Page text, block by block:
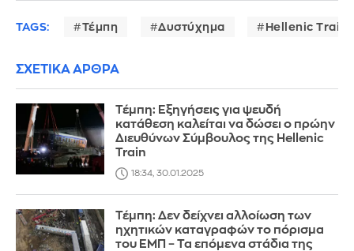
TAGS: Τέμπη Δυστύχημα Hellenic Train
ΣΧΕΤΙΚΑ ΑΡΘΡΑ
Τέμπη: Εξηγήσεις για ψευδή
κατάθεση καλείται να δώσει ο πρώην
Διευθύνων Σύμβουλος της Hellenic
Train
18:34, 30.01.2025
Τέμπη: Δεν δείχνει αλλοίωση των
ηχητικών καταγραφών το πόρισμα
του ΕΜΠ – Τα επόμενα στάδια της